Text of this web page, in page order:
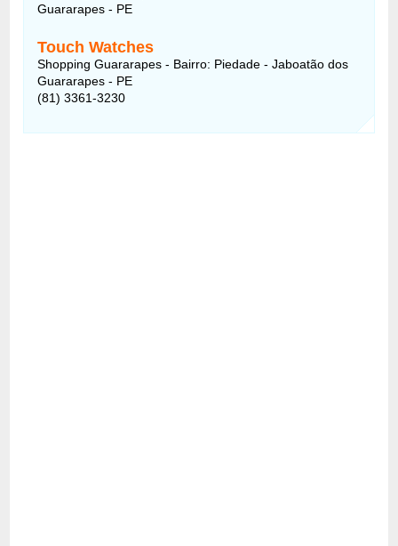
Guararapes - PE
Touch Watches
Shopping Guararapes - Bairro: Piedade - Jaboatão dos
Guararapes - PE
(81) 3361-3230